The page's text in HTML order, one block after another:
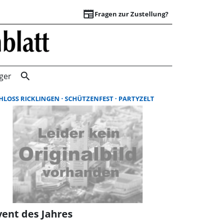
newspaperFragen zur Zustellung?
Suchergebnisse |
search
RICKLINGEN SCHÜTZENFEST PARTYZELT
des Jahres